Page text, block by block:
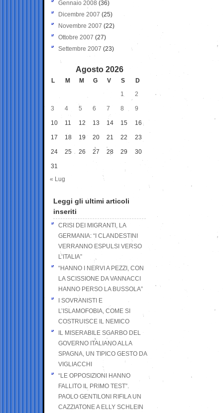
Gennaio 2008 (36)
Dicembre 2007 (25)
Novembre 2007 (22)
Ottobre 2007 (27)
Settembre 2007 (23)
Agosto 2026
L M M G V S
D
1
2
3 4 5 6 7 8 9
10 11 12 13 14 15 16
17 18 19 20 21 22 23
24 25 26 27 28 29 30
31
« Lug
Leggi gli ultimi articoli
inseriti
CRISI DEI MIGRANTI, LA
GERMANIA: “I CLANDESTINI
VERRANNO ESPULSI VERSO
L’ITALIA”
“HANNO I NERVI A PEZZI, CON
LA SCISSIONE DA VANNACCI
HANNO PERSO LA BUSSOLA”
I SOVRANISTI E
L’ISLAMOFOBIA, COME SI
COSTRUISCE IL NEMICO
IL MISERABILE SGARBO DEL
GOVERNO ITALIANO ALLA
SPAGNA, UN TIPICO GESTO DA
VIGLIACCHI
“LE OPPOSIZIONI HANNO
FALLITO IL PRIMO TEST”.
PAOLO GENTILONI RIFILA UN
CAZZIATONE A ELLY SCHLEIN